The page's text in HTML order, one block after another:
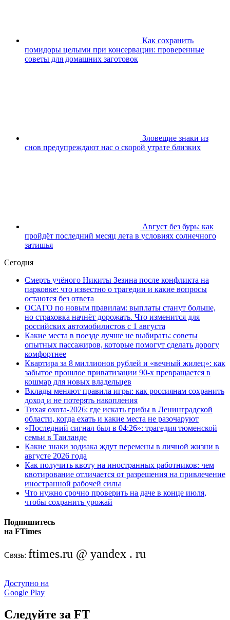
Как сохранить
помидоры целыми при консервации: проверенные
советы для домашних заготовок
Зловещие знаки из
снов предупреждают нас о скорой утрате близких
Август без бурь: как
пройдёт последний месяц лета в условиях солнечного
затишья
Сегодня
Смерть учёного Никиты Зезина после конфликта на
парковке: что известно о трагедии и какие вопросы
остаются без ответа
ОСАГО по новым правилам: выплаты станут больше,
но страховка начнёт дорожать. Что изменится для
российских автомобилистов с 1 августа
Какие места в поезде лучше не выбирать: советы
опытных пассажиров, которые помогут сделать дорогу
комфортнее
Квартира за 8 миллионов рублей и «вечный жилец»: как
забытое прошлое приватизации 90-х превращается в
кошмар для новых владельцев
Вклады меняют правила игры: как россиянам сохранить
доход и не потерять накопления
Тихая охота-2026: где искать грибы в Ленинградской
области, когда ехать и какие места не разочаруют
«Последний сигнал был в 04:26»: трагедия тюменской
семьи в Таиланде
Какие знаки зодиака ждут перемены в личной жизни в
августе 2026 года
Как получить квоту на иностранных работников: чем
квотирование отличается от разрешения на привлечение
иностранной рабочей силы
Что нужно срочно проверить на даче в конце июля,
чтобы сохранить урожай
Подпишитесь
на FTimes
Связь: ftimes.ru @ yandex . ru
Доступно на
Google Play
Следуйте за FT